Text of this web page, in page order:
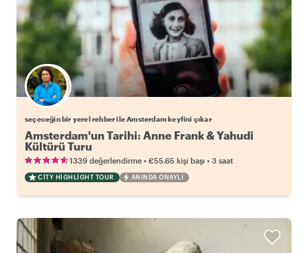
Favori yerel rehberini seç
seçeceğin bir yerel rehber ile Amsterdam keyfini çıkar
Amsterdam'un Tarihi: Anne Frank & Yahudi
Kültürü Turu
1339 değerlendirme • €55.65 kişi başı • 3 saat
CITY HIGHLIGHT TOUR ANINDA ONAYLI